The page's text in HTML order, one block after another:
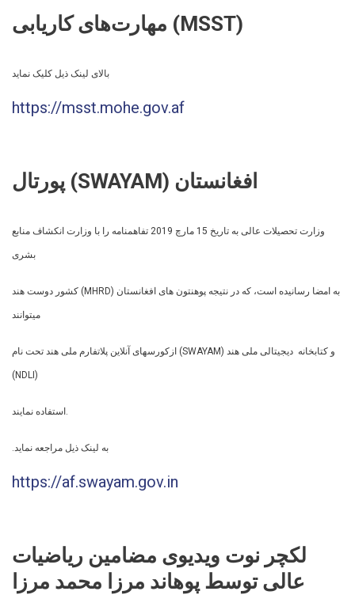
مهارت‌های کاریابی (MSST)
بالای لینک ذیل کلیک نماید
https://msst.mohe.gov.af
پورتال (SWAYAM) افغانستان
وزارت تحصیلات عالی به تاریخ 15 مارچ 2019 تفاهمنامه را با وزارت انکشاف منابع
کشور دوست هند (MHRD) به امضا رسانیده است، که در نتیجه پوهنتون های افغانستان
میتوانند
ازکورسهای آنلاین پلاتفارم ملی هند تحت نام (SWAYAM) و کتابخانه دیجیتالی ملی هند
(NDLI)
استفاده نمایند.
.به لینک ذیل مراجعه نماید
https://af.swayam.gov.in
لکچر نوت ویدیوی مضامین ریاضیات
عالی توسط پوهاند مرزا محمد مرزا